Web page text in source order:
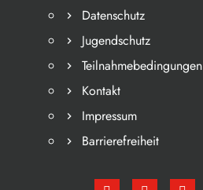
Datenschutz
Jugendschutz
Teilnahmebedingungen
Kontakt
Impressum
Barrierefreiheit